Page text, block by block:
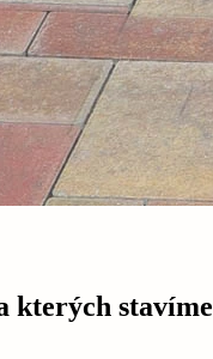
kterých stavíme